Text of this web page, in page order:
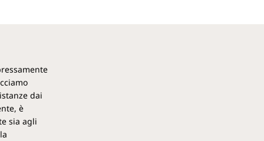
dai
è
sia agli